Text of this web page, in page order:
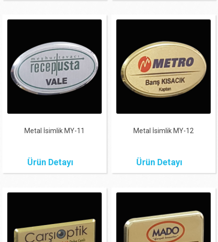
Metal İsimlik MY-11
Ürün Detayı
Metal İsimlik MY-12
Ürün Detayı